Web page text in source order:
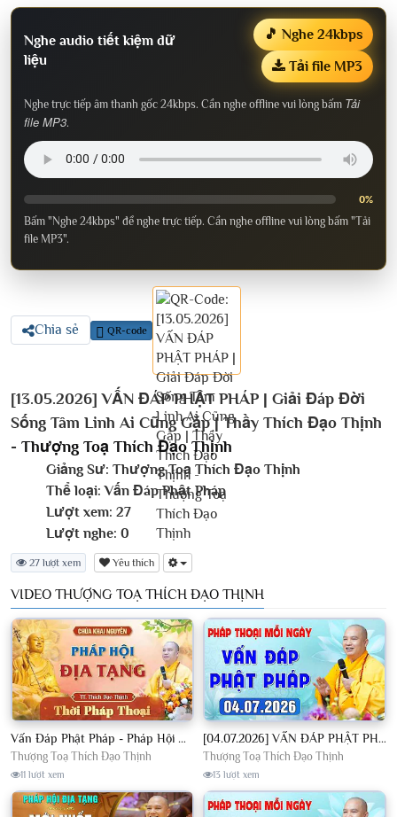
Nghe audio tiết kiệm dữ
liệu
🎵 Nghe 24kbps
Tải file MP3
Nghe trực tiếp âm thanh gốc 24kbps. Cần nghe offline vui lòng bấm Tải
file MP3.
0%
Bấm "Nghe 24kbps" để nghe trực tiếp. Cần nghe offline vui lòng bấm "Tải
file MP3".
Chia sẻ QR-code
[13.05.2026] VẤN ĐÁP PHẬT PHÁP | Giải Đáp Đời
Sống Tâm Linh Ai Cũng Gặp | Thầy Thích Đạo Thịnh
- Thượng Toạ Thích Đạo Thịnh
Giảng Sư: Thượng Toạ Thích Đạo Thịnh
Thể loại: Vấn Đáp Phật Pháp
Lượt xem: 27
Lượt nghe: 0
27 lượt xem Yêu thích
VIDEO THƯỢNG TOẠ THÍCH ĐẠO THỊNH
Vấn Đáp Phật Pháp - Pháp Hội Địa Tạng Ngày 01/08/2026│TT. Thích Đạo Thịnh
Thượng Toạ Thích Đạo Thịnh
11 lượt xem
[04.07.2026] VẤN ĐÁP PHẬT PHÁP - Nghe Thầy giảng Pháp mỗi ngày CÔNG ĐỨC VÔ LƯỢNG│TT. Thích Đạo Thịnh
Thượng Toạ Thích Đạo Thịnh
13 lượt xem